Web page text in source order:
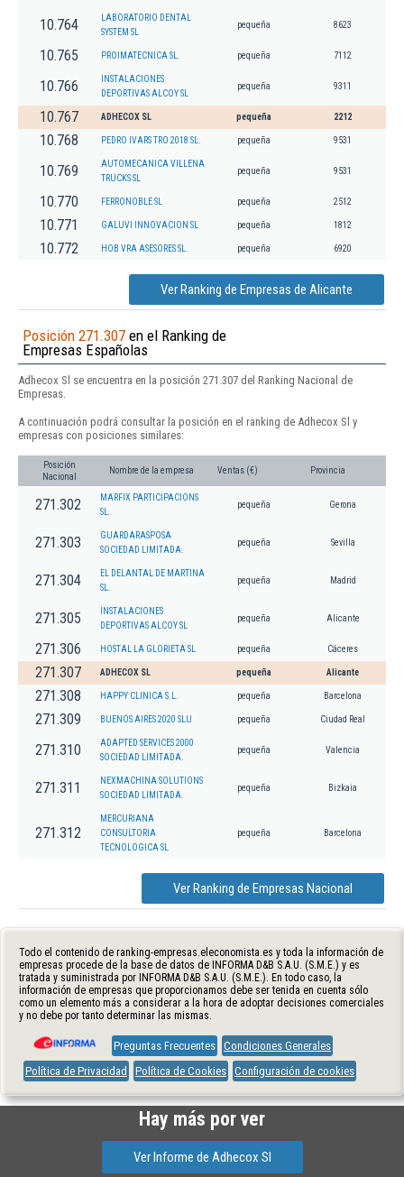
10.764
LABORATORIO DENTAL
SYSTEM SL
pequeña 8623
10.765 PROIMATECNICA SL. pequeña 7112
10.766
INSTALACIONES
DEPORTIVAS ALCOY SL
pequeña 9311
10.767 ADHECOX SL pequeña 2212
10.768 PEDRO IVARS TRO 2018 SL. pequeña 9531
10.769
AUTOMECANICA VILLENA
TRUCKS SL
pequeña 9531
10.770 FERRONOBLE SL pequeña 2512
10.771 GALUVI INNOVACION SL pequeña 1812
10.772 HOB VRA ASESORES SL. pequeña 6920
Ver Ranking de Empresas de Alicante
Posición 271.307 en el Ranking de
Empresas Españolas
Adhecox Sl se encuentra en la posición 271.307 del Ranking Nacional de
Empresas.
A continuación podrá consultar la posición en el ranking de Adhecox Sl y
empresas con posiciones similares:
Posición
Nacional
Nombre de la empresa Ventas (€) Provincia
271.302
MARFIX PARTICIPACIONS
SL.
pequeña Gerona
271.303
GUARDARASPOSA
SOCIEDAD LIMITADA.
pequeña Sevilla
271.304
EL DELANTAL DE MARTINA
SL.
pequeña Madrid
271.305
INSTALACIONES
DEPORTIVAS ALCOY SL
pequeña Alicante
271.306 HOSTAL LA GLORIETA SL pequeña Cáceres
271.307 ADHECOX SL pequeña Alicante
271.308 HAPPY CLINICA S.L. pequeña Barcelona
271.309 BUENOS AIRES 2020 SLU pequeña Ciudad Real
271.310
ADAPTED SERVICES 2000
SOCIEDAD LIMITADA.
pequeña Valencia
271.311
NEXMACHINA SOLUTIONS
SOCIEDAD LIMITADA.
pequeña Bizkaia
271.312
MERCURIANA
CONSULTORIA
TECNOLOGICA SL
pequeña Barcelona
Ver Ranking de Empresas Nacional
Todo el contenido de ranking-empresas.eleconomista.es y toda la información de
empresas procede de la base de datos de INFORMA D&B S.A.U. (S.M.E.) y es
tratada y suministrada por INFORMA D&B S.A.U. (S.M.E.). En todo caso, la
información de empresas que proporcionamos debe ser tenida en cuenta sólo
como un elemento más a considerar a la hora de adoptar decisiones comerciales
y no debe por tanto determinar las mismas.
Preguntas Frecuentes Condiciones Generales
Política de Privacidad
Política de Cookies Configuración de cookies
Hay más por ver
Ver Informe de Adhecox Sl